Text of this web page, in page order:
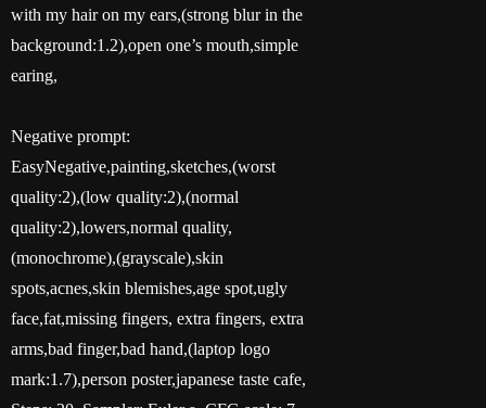
with my hair on my ears,(strong blur in the
background:1.2),open one’s mouth,simple
earing,
Negative prompt:
EasyNegative,painting,sketches,(worst
quality:2),(low quality:2),(normal
quality:2),lowers,normal quality,
(monochrome),(grayscale),skin
spots,acnes,skin blemishes,age spot,ugly
face,fat,missing fingers, extra fingers, extra
arms,bad finger,bad hand,(laptop logo
mark:1.7),person poster,japanese taste cafe,